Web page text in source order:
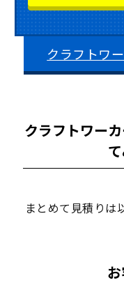
クラフトワ
クラフトワー
まとめて見積りは